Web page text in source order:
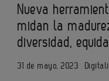
Nueva
midan la
diversidad,
31 de mayo, 2023